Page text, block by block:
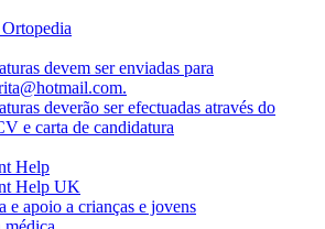
devem ser enviadas para
deverão ser efectuadas através do
e carta de candidatura
Help
Help UK
e apoio a crianças e jovens